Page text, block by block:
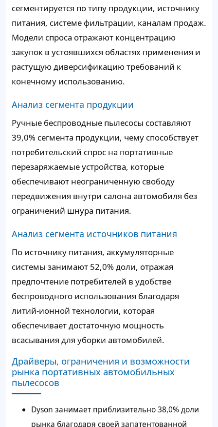
сегментируется по типу продукции, источнику
питания, системе фильтрации, каналам продаж.
Модели спроса отражают концентрацию
закупок в устоявшихся областях применения и
растущую диверсификацию требований к
конечному использованию.
Анализ сегмента продукции
Ручные беспроводные пылесосы составляют
39,0% сегмента продукции, чему способствует
потребительский спрос на портативные
перезаряжаемые устройства, которые
обеспечивают неограниченную свободу
передвижения внутри салона автомобиля без
ограничений шнура питания.
Анализ сегмента источников питания
По источнику питания, аккумуляторные
системы занимают 52,0% доли, отражая
предпочтение потребителей в удобстве
беспроводного использования благодаря
литий-ионной технологии, которая
обеспечивает достаточную мощность
всасывания для уборки автомобилей.
Драйверы, ограничения и возможности
рынка портативных автомобильных
пылесосов
Dyson занимает приблизительно 38,0% доли
рынка благодаря своей запатентованной